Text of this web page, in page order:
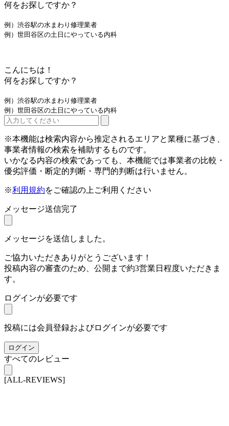
何をお探しですか？
例）渋谷駅の水まわり修理業者
例）世田谷区の土日にやっている内科
こんにちは！
何をお探しですか？
例）渋谷駅の水まわり修理業者
例）世田谷区の土日にやっている内科
※本機能は検索内容から推定されるエリアと業種に基づき、
事業者情報の検索を補助するものです。
いかなる内容の検索であっても、本機能では事業者の比較・
優劣評価・断定的判断・専門的判断は行いません。
※利用規約をご確認の上ご利用ください
メッセージ送信完了
メッセージを送信しました。
ご協力いただきありがとうございます！
投稿内容の審査のため、公開まで約3営業日程度いただきま
す。
ログインが必要です
投稿には会員登録およびログインが必要です
ログイン
すべてのレビュー
[ALL-REVIEWS]